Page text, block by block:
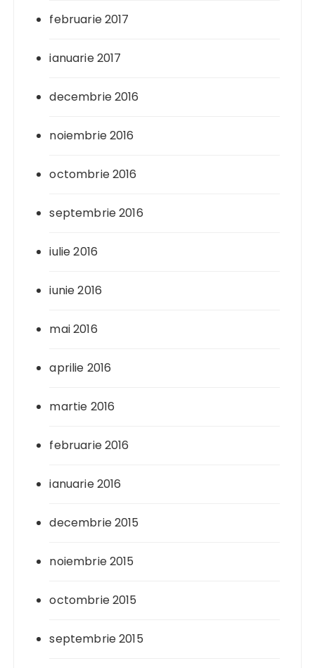
februarie 2017
ianuarie 2017
decembrie 2016
noiembrie 2016
octombrie 2016
septembrie 2016
iulie 2016
iunie 2016
mai 2016
aprilie 2016
martie 2016
februarie 2016
ianuarie 2016
decembrie 2015
noiembrie 2015
octombrie 2015
septembrie 2015